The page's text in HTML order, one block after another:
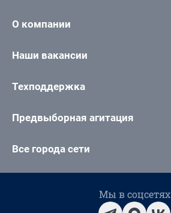
О компании
Наши вакансии
Техподдержка
Предвыборная агитация
Все города сети
Мы в соцсетях